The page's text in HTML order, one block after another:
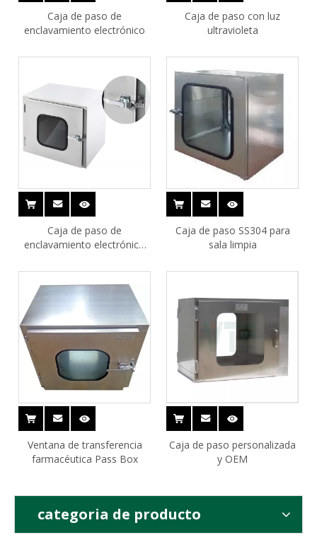
Caja de paso de
enclavamiento electrónico
Caja de paso con luz
ultravioleta
Caja de paso de
enclavamiento electrónico
Caja de paso SS304 para
sala limpia
Ventana de transferencia
farmacéutica Pass Box
Caja de paso personalizada
y OEM
categoria de producto